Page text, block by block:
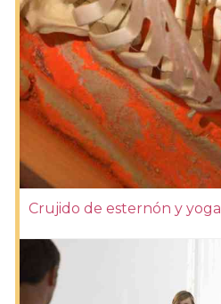
Crujido de esternón y yoga